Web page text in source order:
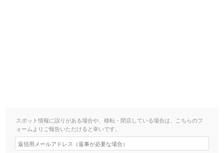
スポット情報に誤りがある場合や、移転・閉店している場合は、こちらのフ
ォームよりご報告いただけると幸いです。